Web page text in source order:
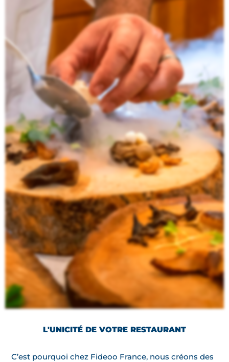
L'UNICITÉ DE VOTRE RESTAURANT
C’est pourquoi chez Fideoo France, nous créons des